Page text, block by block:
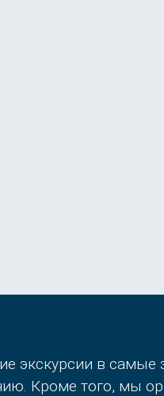
экскурсии в самые
Кроме того, мы